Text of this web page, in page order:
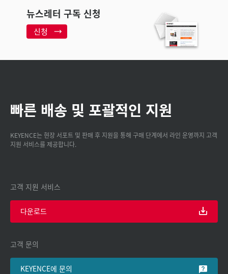
뉴스레터 구독 신청
신청
빠른 배송 및 포괄적인 지원
KEYENCE는 현장 서포트 및 판매 후 지원을 통해 구매 단계에서 라인 운영까지 고객
지원 서비스를 제공합니다.
고객 지원 서비스
다운로드
고객 문의
KEYENCE에 문의